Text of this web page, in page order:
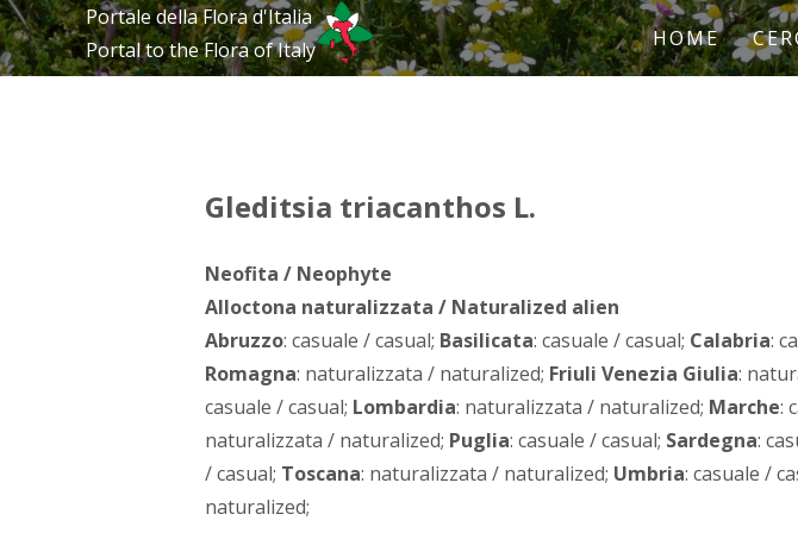
Portale della Flora d'Italia
Portal to the Flora of Italy
HOME
Gleditsia triacanthos L.
Neofita / Neophyte
Alloctona naturalizzata / Naturalized alien
Abruzzo: casuale / casual; Basilicata: casuale / casual; Calabria:
Romagna: naturalizzata / naturalized; Friuli Venezia Giulia:
casuale / casual; Lombardia: naturalizzata / naturalized; Marche:
naturalizzata / naturalized; Puglia: casuale / casual; Sardegna:
/ casual; Toscana: naturalizzata / naturalized; Umbria: casuale /
naturalized;